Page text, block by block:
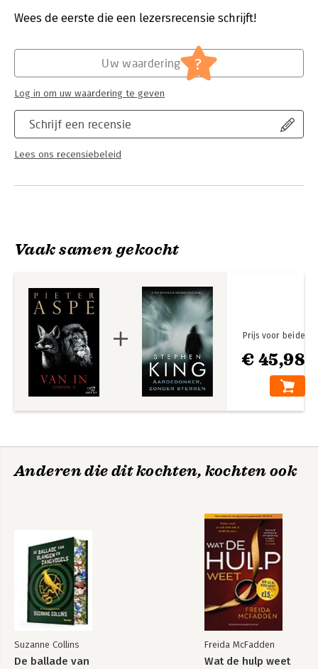
Panne gaan de poppen aan het dansen. Beetje bij beetje legt
en kersverse korpschef Rein Claeys.
Verschijningsdatum:
13-10-2021
Thrillers en spanning
Wees de eerste die een lezersrecensie schrijft!
Schrijf een recensie
Lees ons recensiebeleid
Uw waardering ?
Log in om uw waardering te geven
Vaak samen gekocht
€ 45,98
Prijs voor beide
Anderen die dit kochten, kochten ook
Suzanne Collins
De ballade van
Freida McFadden
Wat de hulp weet